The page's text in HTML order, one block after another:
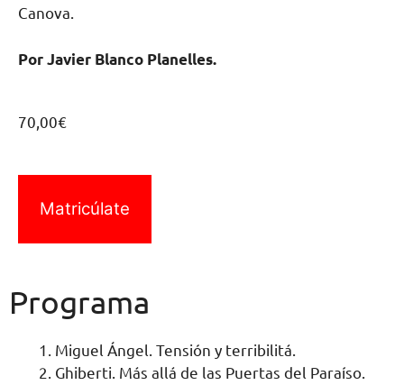
Canova.
Por Javier Blanco Planelles.
70,00€
Matricúlate
Programa
Miguel Ángel. Tensión y terribilitá.
Ghiberti. Más allá de las Puertas del Paraíso.